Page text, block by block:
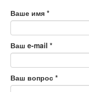
Ваше имя *
Ваш e-mail *
Ваш вопрос *